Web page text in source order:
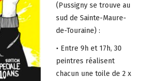
(Pussigny se trouve au
sud de Sainte-Maure-
de-Touraine) :
• Entre 9h et 17h, 30
peintres réalisent
chacun une toile de 2 x